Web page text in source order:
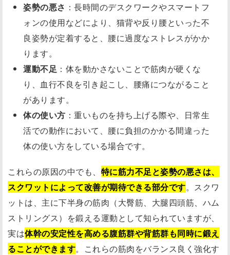
姿勢の悪さ ：長時間のデスクワークやスマートフ
ォンの使用などにより、猫背や反り腰といった不
良姿勢が定着すると、腰に過度なストレスがかか
ります。
運動不足 ：体を動かさないことで筋肉が硬くな
り、血行不良を引き起こし、腰痛につながること
があります。
体の使い方 ：重いものを持ち上げる際や、日常生
活での動作において、腰に負担のかかる間違った
体の使い方をしている場合です。
これらの原因の中でも、 特に筋力不足と姿勢の悪さは、
スクワットによって改善が期待できる部分です。スクワ
ットは、主に下半身の筋肉（大臀筋、大腿四頭筋、ハム
ストリングス）を鍛える運動として知られていますが、
実は体幹の安定性を高める腹筋群や背筋群も同時に鍛え
ることができます。これらの筋肉をバランス良く強化す